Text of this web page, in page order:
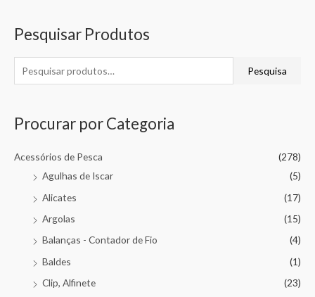
Pesquisar Produtos
Pesquisa
Procurar por Categoria
Acessórios de Pesca
(278)
Agulhas de Iscar
(5)
Alicates
(17)
Argolas
(15)
Balanças - Contador de Fio
(4)
Baldes
(1)
Clip, Alfinete
(23)